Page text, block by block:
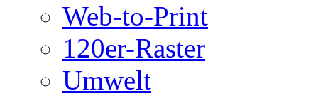
Web-to-Print
120er-Raster
Umwelt